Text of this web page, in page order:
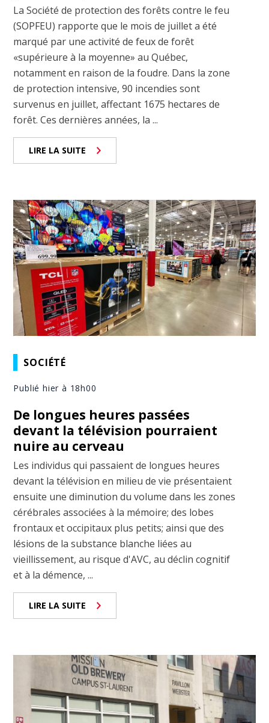
La Société de protection des forêts contre le feu
(SOPFEU) rapporte que le mois de juillet a été
marqué par une activité de feux de forêt
«supérieure à la moyenne» au Québec,
notamment en raison de la foudre. Dans la zone
de protection intensive, 90 incendies sont
survenus en juillet, affectant 1675 hectares de
forêt. Ces dernières années, la ...
LIRE LA SUITE
SOCIÉTÉ
Publié hier à 18h00
De longues heures passées
devant la télévision pourraient
nuire au cerveau
Les individus qui passaient de longues heures
devant la télévision en milieu de vie présentaient
ensuite une diminution du volume dans les zones
cérébrales associées à la mémoire; des lobes
frontaux et occipitaux plus petits; ainsi que des
lésions de la substance blanche liées au
vieillissement, au risque d'AVC, au déclin cognitif
et à la démence, ...
LIRE LA SUITE